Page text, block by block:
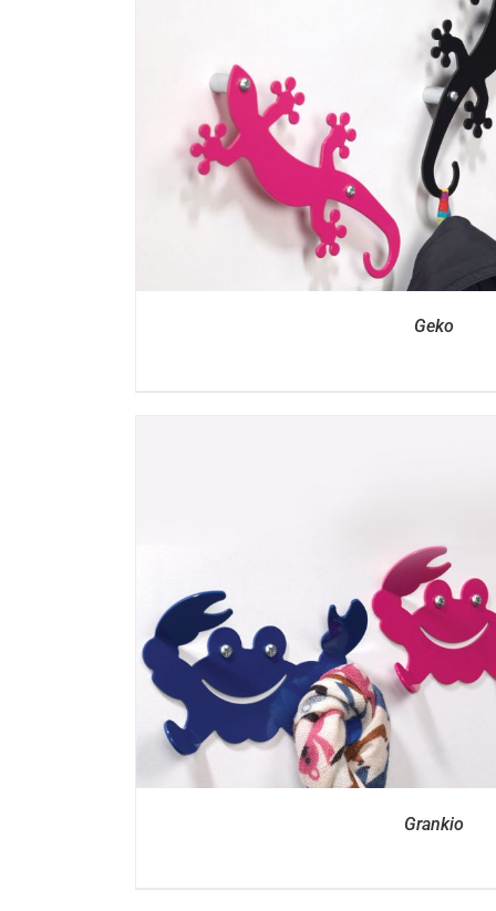
Geko
Grankio